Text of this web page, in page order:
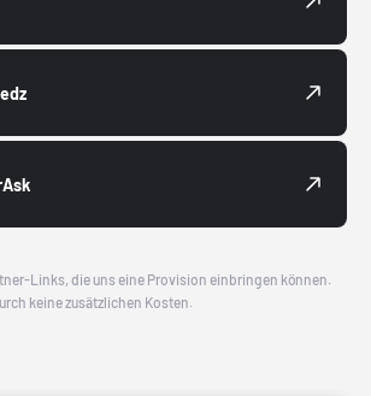
Links, die uns eine Provision einbringen können.
keine zusätzlichen Kosten.